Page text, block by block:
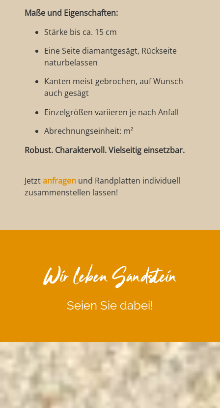
Maße und Eigenschaften:
Stärke bis ca. 15 cm
Eine Seite diamantgesägt, Rückseite
naturbelassen
Kanten meist gebrochen, auf Wunsch
auch gesägt
Einzelgrößen variieren je nach Anfall
Abrechnungseinheit: m²
Robust. Charaktervoll. Vielseitig einsetzbar.
Jetztanfragen und Randplatten individuell
zusammenstellen lassen!
Wir leben Sandstein
Seien Sie dabei!